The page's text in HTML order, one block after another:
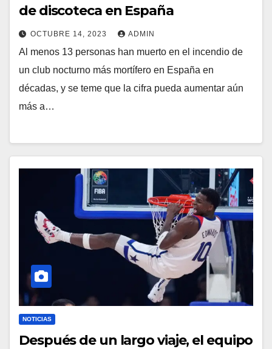
de discoteca en España
OCTUBRE 14, 2023 ADMIN
Al menos 13 personas han muerto en el incendio de
un club nocturno más mortífero en España en
décadas, y se teme que la cifra pueda aumentar aún
más a…
NOTICIAS
Después de un largo viaje, el equipo